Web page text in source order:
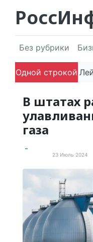
Без рубрики
Одной строкой
Лейбл
В штатах
газа
23 Июль 2024